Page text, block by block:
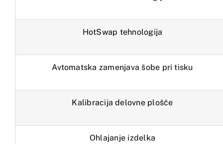
HotSwap tehnologija
Avtomatska zamenjava šobe pri tisku
Kalibracija delovne plošče
Ohlajanje izdelka